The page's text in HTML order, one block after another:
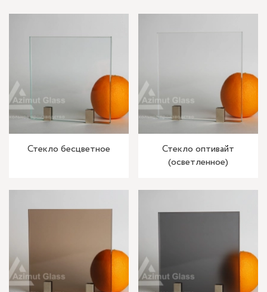
Стекло бесцветное
Стекло оптивайт
(осветленное)